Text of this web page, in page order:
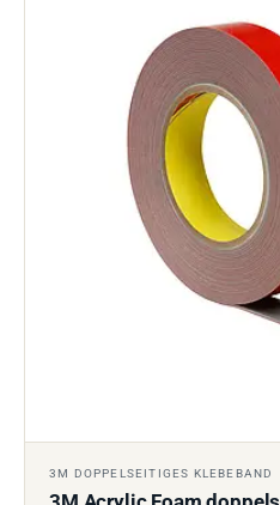
3M DOPPELSEITIGES KLEBEBAND